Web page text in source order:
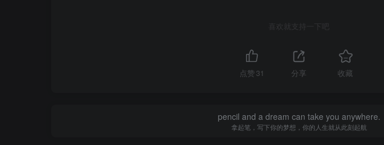
喜欢就支持一下吧
点赞 31 分享 收藏
pencil and a dream can take you anywhere.
拿起笔，写下你的梦想，你的人生就从此刻起航